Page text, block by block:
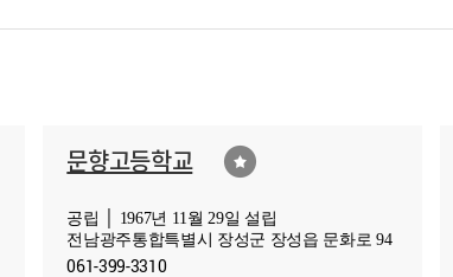
문향고등학교
공립 │ 1967년 11월 29일 설립
전남광주통합특별시 장성군 장성읍 문화로 94
061-399-3310